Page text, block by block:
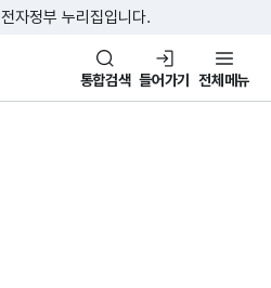
본문 바로가기
주메뉴 바로가기
자정부 누리집입니다.
나라, 함께 행복
통합검색 들어가기 전체메뉴
정하기